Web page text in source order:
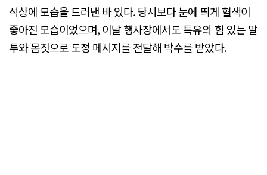
석상에 모습을 드러낸 바 있다. 당시보다 눈에 띄게 혈색이
좋아진 모습이었으며, 이날 행사장에서도 특유의 힘 있는 말
투와 몸짓으로 도정 메시지를 전달해 박수를 받았다.